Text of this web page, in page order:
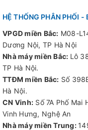
sản xuất, quạt giúp
loại bỏ các tác nhân
Như vậy, quạt thông
giải pháp hoàn hảo để
nâng cao chất lượng
tiềm tàng nguy cơ
nổi bật cùng khả
không chỉ đáp ứng
góp phần xây dựng
mọi doanh nghiệp.
HỆ THỐNG PHÂN PHỐI -
VPGD miền Bắc: M08-
Dương Nội, TP Hà Nội
Nhà máy miền Bắc: Lô
TP Hà Nội.
TTĐM miền Bắc: Số
Hà Nội.
CN Vinh: Số 7A Phố Mai
Vinh Hưng, Nghệ An
Nhà máy miền Trung: